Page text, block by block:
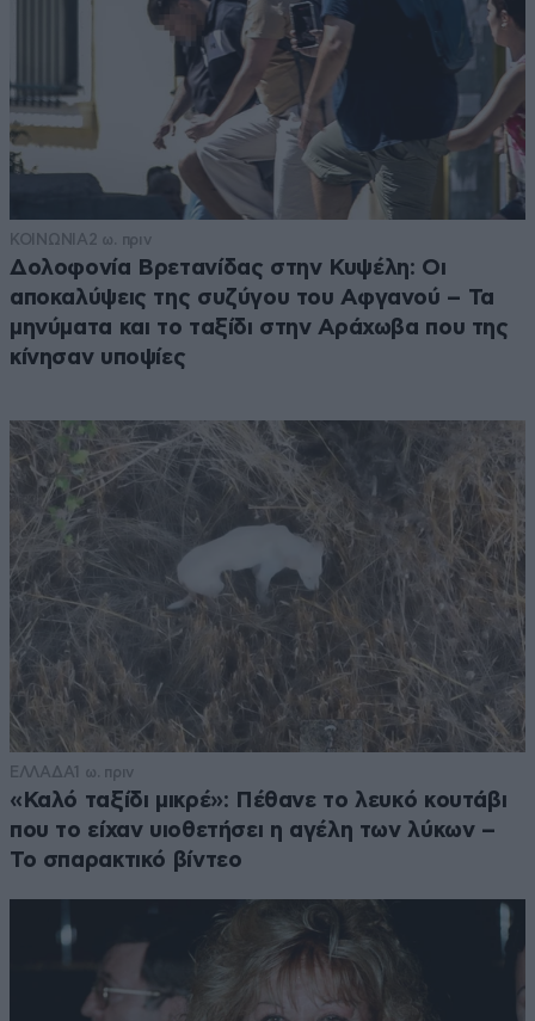
ΚΟΙΝΩΝΙΑ 2 ω. πριν
Δολοφονία Βρετανίδας στην Κυψέλη: Οι
αποκαλύψεις της συζύγου του Αφγανού – Τα
μηνύματα και το ταξίδι στην Αράχωβα που της
κίνησαν υποψίες
ΕΛΛΑΔΑ1 ω. πριν
«Καλό ταξίδι μικρέ»: Πέθανε το λευκό κουτάβι
που το είχαν υιοθετήσει η αγέλη των λύκων –
Το σπαρακτικό βίντεο